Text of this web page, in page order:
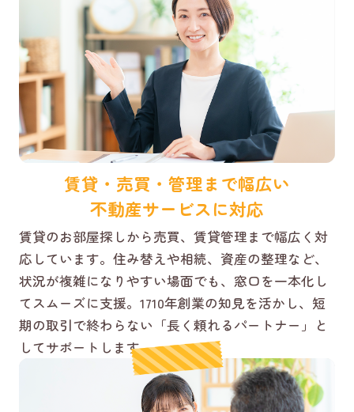
賃貸・売買・管理まで幅広い
不動産サービスに対応
賃貸のお部屋探しから売買、賃貸管理まで幅広く対
応しています。住み替えや相続、資産の整理など、
状況が複雑になりやすい場面でも、窓口を一本化し
てスムーズに支援。1710年創業の知見を活かし、短
期の取引で終わらない「長く頼れるパートナー」と
してサポートします。